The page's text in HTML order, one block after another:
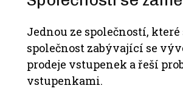
Jednou ze společností, které
společnost zabývající se
prodeje vstupenek a řeší
vstupenkami.